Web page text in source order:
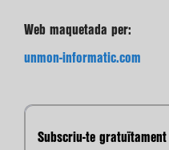
Web maquetada per:
unmon-informatic.com
Subscriu-te